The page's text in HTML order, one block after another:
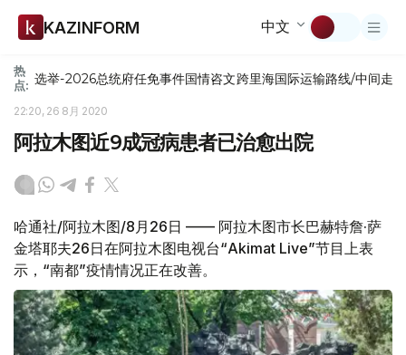
KAZINFORM 中文
热
点: 选举-2026总统府任免事件国情咨文跨里海国际运输路线/中间走廊
22:20, 26 8月 2020
阿拉木图近9成冠病患者已治愈出院
哈通社/阿拉木图/8月26日 —— 阿拉木图市长巴赫特詹·萨
金塔耶夫26日在阿拉木图电视台“Akimat Live”节目上表
示，“南都”疫情情况正在改善。